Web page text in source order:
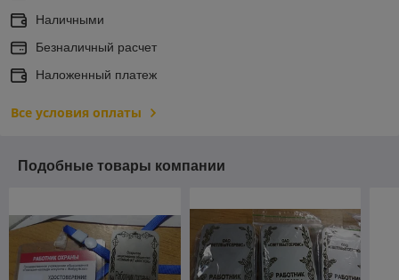
Наличными
Безналичный расчет
Наложенный платеж
Все условия оплаты
Подобные товары компании